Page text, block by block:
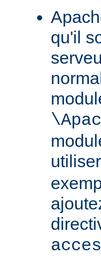
qu'il